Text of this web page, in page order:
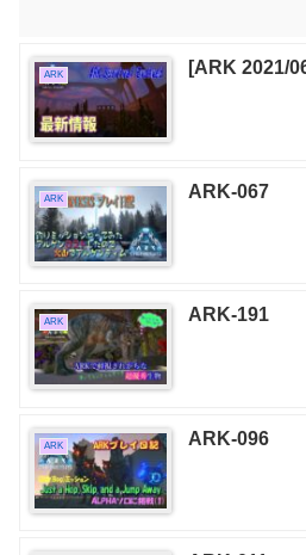
ARK [ARK 2021/
ARK ARK-067
ARK ARK-191
ARK ARK-096